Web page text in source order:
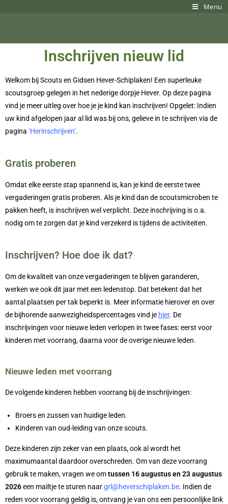
Menu
Inschrijven nieuw lid
Welkom bij Scouts en Gidsen Hever-Schiplaken! Een superleuke
scoutsgroep gelegen in het nederige dorpje Hever. Op deze pagina
vind je meer uitleg over hoe je je kind kan inschrijven! Opgelet: Indien
uw kind afgelopen jaar al lid was bij ons, gelieve in te schrijven via de
pagina ‘Herinschrijven’.
Gratis proberen
Omdat elke eerste stap spannend is, kan je kind de eerste twee
vergaderingen gratis proberen. Als je kind dan de scoutsmicroben te
pakken heeft, is inschrijven wel verplicht. Deze inschrijving is o.a.
nodig om te zorgen dat je kind verzekerd is tijdens de activiteiten.
Inschrijven? Hoe doe ik dat?
Om de kwaliteit van onze vergaderingen te blijven garanderen,
werken we ook dit jaar met een ledenstop. Dat betekent dat het
aantal plaatsen per tak beperkt is. Meer informatie hierover en over
de bijhorende aanwezigheidspercentages vind je hier. De
inschrijvingen voor nieuwe leden verlopen in twee fases: eerst voor
kinderen met voorrang, daarna voor de overige nieuwe leden.
Nieuwe leden met voorrang
De volgende kinderen hebben voorrang bij de inschrijvingen:
Broers en zussen van huidige leden.
Kinderen van oud-leiding van onze scouts.
Deze kinderen zijn zeker van een plaats, ook al wordt het
maximumaantal daardoor overschreden. Om van deze voorrang
gebruik te maken, vragen we omtussen 16 augustus en 23 augustus
2026een mailtje te sturen naargrl@heverschiplaken.be. Indien de
reden voor voorrang geldig is, ontvang je van ons een persoonlijke link